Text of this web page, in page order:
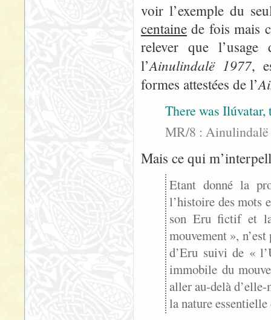
voir l’exemple du
centaine de fois mais
relever que
l’Ainulindalë 1977,
formes attestées de l’
There was
MR/8 :
Mais ce qui
Etant donné la
l’histoire des mots
son Eru fictif et la
mouvement »,
d’Eru suivi de «
immobile du
aller au-delà
la nature